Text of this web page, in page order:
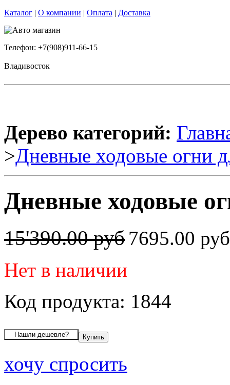
Каталог | О компании | Оплата | Доставка
Телефон: +7(908)911-66-15
Владивосток
Дерево категорий:
>Дневные ходовые огни
Дневные ходовые
15'390.00 руб 7695.00
Нет в наличии
Код продукта: 1844
хочу спросить